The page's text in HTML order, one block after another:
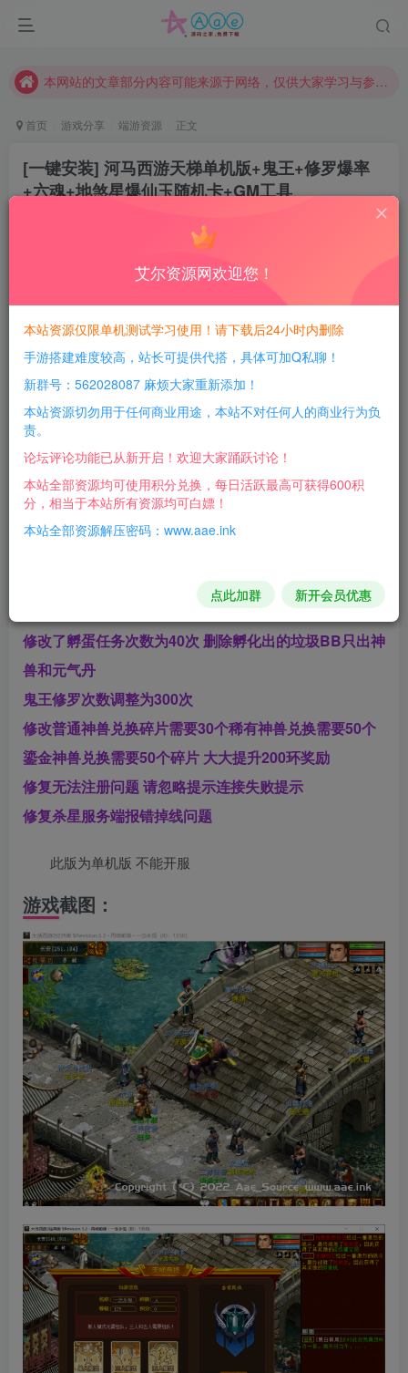
现在赞助会员享受专属折扣，详情点击此条公告。
本网站的文章部分内容可能来源于网络，仅供大家学习与参考，如有侵权，请联系站长QQ466107887进行删除处理。
首页 游戏分享 端游资源 正文
[一键安装] 河马西游天梯单机版+鬼王+修罗爆率
+六魂+地煞星爆仙玉随机卡+GM工具
每日活跃最高可获得600积分！所有资源可以使用
积分免费兑换！
端游介绍：
河马西游11月最新流出开过服的天
梯版本 略作修改单机版 IP127.0.0.1
端口8081
王元宝添加100W可购买随机仙玉卡
修改了孵蛋任务次数为40次 删除孵化出的垃圾BB只出神
兽和元气丹
鬼王修罗次数调整为300次
修改普通神兽兑换碎片需要30个稀有神兽兑换需要50个
鎏金神兽兑换需要50个碎片 大大提升200环奖励
修复无法注册问题 请忽略提示连接失败提示
修复杀星服务端报错掉线问题
此版为单机版 不能开服
游戏截图：
艾尔资源网欢迎您！
本站资源仅限单机测试学习使用！请下载后24小时内删除
手游搭建难度较高，站长可提供代搭，具体可加Q私聊！
新群号：562028087 麻烦大家重新添加！
本站资源切勿用于任何商业用途，本站不对任何人的商业行为负
责。
论坛评论功能已从新开启！欢迎大家踊跃讨论！
本站全部资源均可使用积分兑换，每日活跃最高可获得600积
分，相当于本站所有资源均可白嫖！
本站全部资源解压密码：www.aae.ink
点此加群 新开会员优惠